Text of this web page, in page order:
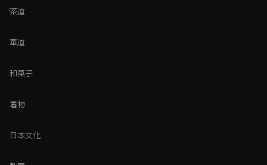
茶道
華道
和菓子
着物
日本文化